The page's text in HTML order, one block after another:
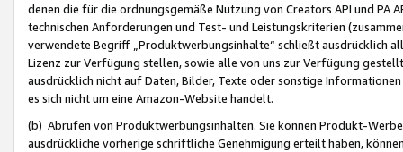
denen die für die ordnungsgemäße Nutzung von Creators API und PA
technischen Anforderungen und Test- und Leistungskriterien
verwendete Begriff „Produktwerbungsinhalte“ schließt ausdrücklich
Lizenz zur Verfügung stellen, sowie alle von uns zur Verfügung
ausdrücklich nicht auf Daten, Bilder, Texte oder sonstige
es sich nicht um eine Amazon-Website handelt.
(b) Abrufen von Produktwerbungsinhalten. Sie können Produkt-
ausdrückliche vorherige schriftliche Genehmigung erteilt haben,